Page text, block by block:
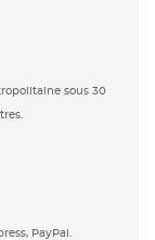
sous 30
PayPal.